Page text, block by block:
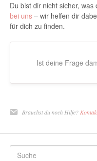
Du bist dir nicht sicher,
bei uns – wir helfen dir
für dich zu finden.
Ist deine Frage
Brauchst du noch Hilfe?